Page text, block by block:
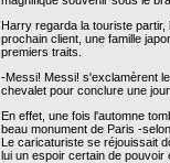
Harry regarda la touriste
prochain client, une famille
premiers traits.
-Messi! Messi! s'exclamèrent
chevalet pour conclure une
En effet, une fois l'automne
beau monument de Paris -
Le caricaturiste se réjouissait
lui un espoir certain de pouvoir